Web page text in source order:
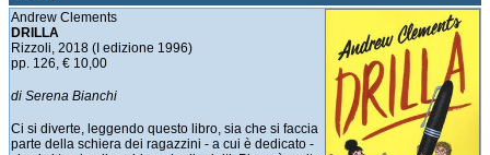
Andrew Clements
DRILLA
Rizzoli, 2018 (I edizione 1996)
pp. 126, € 10,00
di Serena Bianchi
Ci si diverte, leggendo questo libro, sia che si faccia
parte della schiera dei ragazzini - a cui è dedicato -